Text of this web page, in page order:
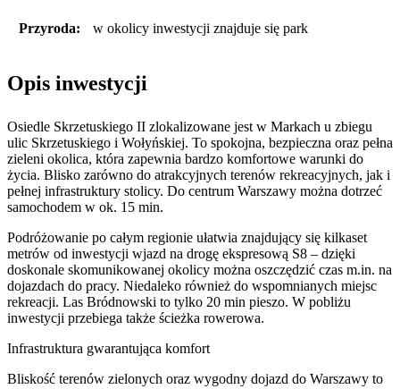
Przyroda: w okolicy inwestycji znajduje się park
Opis inwestycji
Osiedle Skrzetuskiego II zlokalizowane jest w Markach u zbiegu
ulic Skrzetuskiego i Wołyńskiej. To spokojna, bezpieczna oraz pełna
zieleni okolica, która zapewnia bardzo komfortowe warunki do
życia. Blisko zarówno do atrakcyjnych terenów rekreacyjnych, jak i
pełnej infrastruktury stolicy. Do centrum Warszawy można dotrzeć
samochodem w ok. 15 min.
Podróżowanie po całym regionie ułatwia znajdujący się kilkaset
metrów od inwestycji wjazd na drogę ekspresową S8 – dzięki
doskonale skomunikowanej okolicy można oszczędzić czas m.in. na
dojazdach do pracy. Niedaleko również do wspomnianych miejsc
rekreacji. Las Bródnowski to tylko 20 min pieszo. W pobliżu
inwestycji przebiega także ścieżka rowerowa.
Infrastruktura gwarantująca komfort
Bliskość terenów zielonych oraz wygodny dojazd do Warszawy to